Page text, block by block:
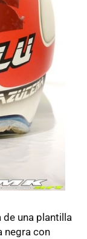
una plantilla
negra con